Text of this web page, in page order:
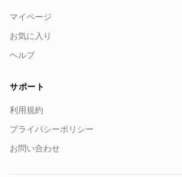
マイページ
お気に入り
ヘルプ
サポート
利用規約
プライバシーポリシー
お問い合わせ